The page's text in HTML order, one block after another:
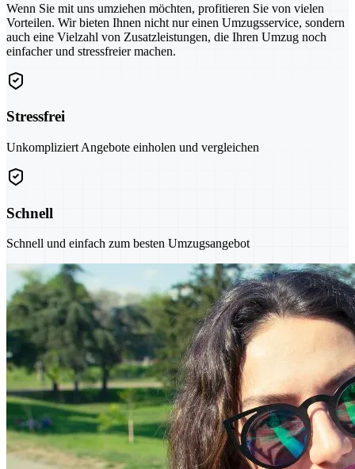
Wenn Sie mit uns umziehen möchten, profitieren Sie von vielen
Vorteilen. Wir bieten Ihnen nicht nur einen Umzugsservice, sondern
auch eine Vielzahl von Zusatzleistungen, die Ihren Umzug noch
einfacher und stressfreier machen.
Stressfrei
Unkompliziert Angebote einholen und vergleichen
Schnell
Schnell und einfach zum besten Umzugsangebot